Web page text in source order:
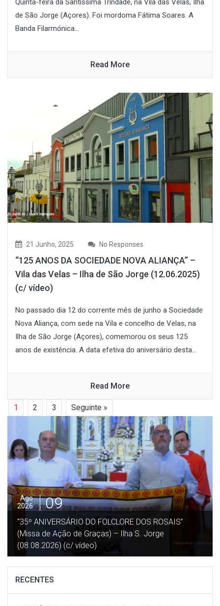
Quinta-feira da Santíssima Trindade, na Vila das Velas, Ilha
de São Jorge (Açores). Foi mordoma Fátima Soares. A
Banda Filarmónica...
Read More
21 Junho, 2025 No Responses
“125 ANOS DA SOCIEDADE NOVA ALIANÇA” –
Vila das Velas – Ilha de São Jorge (12.06.2025)
(c/ vídeo)
No passado dia 12 do corrente mês de junho a Sociedade
Nova Aliança, com sede na Vila e concelho de Velas, na
Ilha de São Jorge (Açores), comemorou os seus 125
anos de existência. A data efetiva do aniversário desta...
Read More
1 2 3 Seguinte »
Ago
2026
07
”PAULO SOARES” MAESTRO DA RECREIO NORTENSE
” – Norte Grande – Ilha de São Jorge (02.08.2026)
(c/ vídeo)
RECENTES